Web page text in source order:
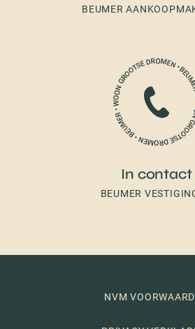
BEUMER
In contact
BEUMER
NVM